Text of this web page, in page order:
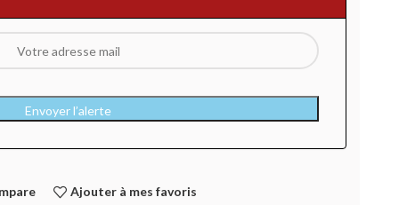
Envoyer l’alerte
Ajouter à mes favoris